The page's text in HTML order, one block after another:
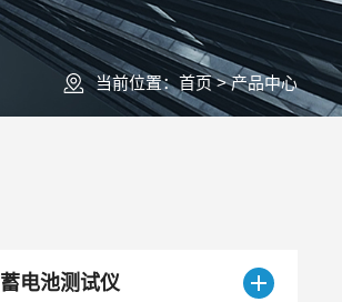
当前位置：首页>产品中心
蓄电池测试仪